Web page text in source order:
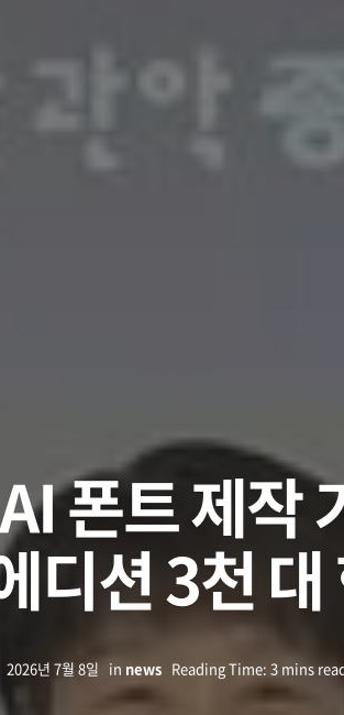
폰트 제작
디션 3천 대
2026년 7월 8일 in news Reading Time: 3 mins